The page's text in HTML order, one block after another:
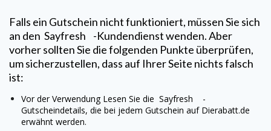
Falls ein Gutschein nicht funktioniert, müssen Sie sich
an den Sayfresh -Kundendienst wenden. Aber
vorher sollten Sie die folgenden Punkte überprüfen,
um sicherzustellen, dass auf Ihrer Seite nichts falsch
ist:
Vor der Verwendung Lesen Sie die Sayfresh -
Gutscheindetails, die bei jedem Gutschein auf Dierabatt.de
erwähnt werden.